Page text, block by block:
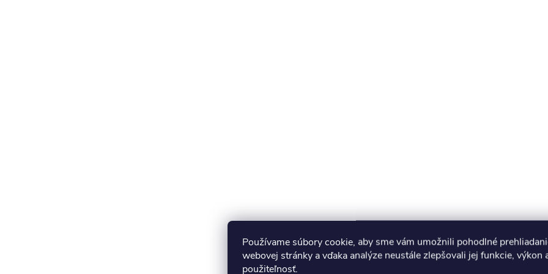
Používame súbory cookie, aby sme vám umožnili pohodlné
webovej stránky a vďaka analýze neustále zlepšovali jej funkcie, výkon
použiteľnosť.